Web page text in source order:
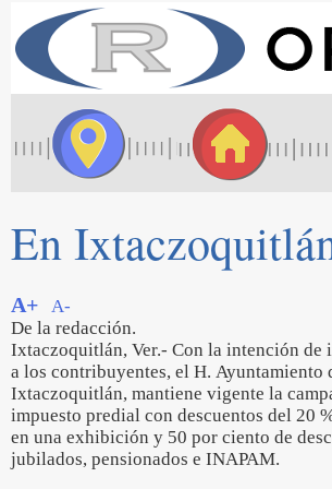
En
A+
A-
De la redacción.
Ixtaczoquitlán, Ver.- Con la intención de
a los contribuyentes, el H. Ayuntamiento
Ixtaczoquitlán, mantiene vigente la
impuesto predial con descuentos del 20
en una exhibición y 50 por ciento de
jubilados, pensionados e INAPAM.